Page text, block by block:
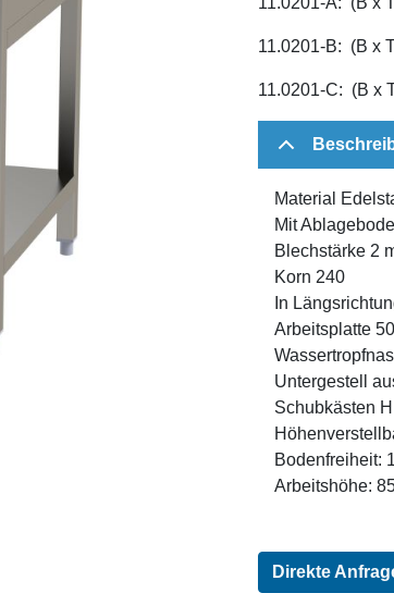
11.0201-B: (B x
11.0201-C: (B x
Material
Mit
Blechstärke 2
Korn 240
In
Arbeitsplatte
Untergestell
Schubkästen
Bodenfreiheit:
Arbeitshöhe:
Direkte